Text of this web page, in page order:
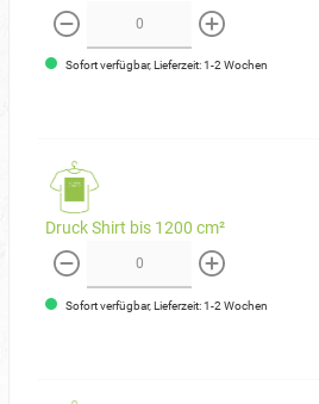
weniger mehr
Sofort verfügbar, Lieferzeit: 1-2 Wochen
Druck Shirt bis 1200 cm²
weniger mehr
Sofort verfügbar, Lieferzeit: 1-2 Wochen